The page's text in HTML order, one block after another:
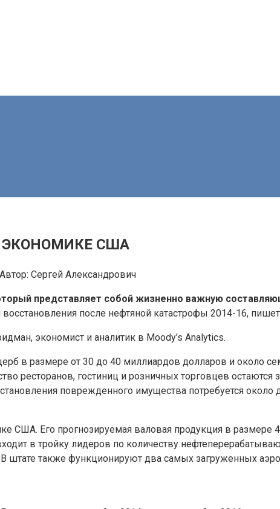
ЭКОНОМИКЕ США
Автор: Сергей Александрович
представляет собой жизненно важную
после нефтяной катастрофы 2014-16, пишет
экономист и аналитик в Moody’s Analytics.
в размере от 30 до 40 миллиардов долларов и около
ресторанов, гостиниц и розничных торговцев
поврежденного имущества потребуется около
США. Его прогнозируемая валовая продукция в размере
в тройку лидеров по количеству
также функционируют два самых загруженных